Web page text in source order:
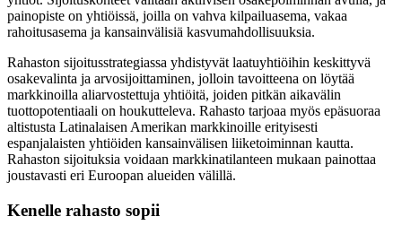
painopiste on yhtiöissä, joilla on vahva kilpailuasema, vakaa
rahoitusasema ja kansainvälisiä kasvumahdollisuuksia.
Rahaston sijoitusstrategiassa yhdistyvät laatuyhtiöihin keskittyvä
osakevalinta ja arvosijoittaminen, jolloin tavoitteena on löytää
markkinoilla aliarvostettuja yhtiöitä, joiden pitkän aikavälin
tuottopotentiaali on houkutteleva. Rahasto tarjoaa myös epäsuoraa
altistusta Latinalaisen Amerikan markkinoille erityisesti
espanjalaisten yhtiöiden kansainvälisen liiketoiminnan kautta.
Rahaston sijoituksia voidaan markkinatilanteen mukaan painottaa
joustavasti eri Euroopan alueiden välillä.
Kenelle rahasto sopii